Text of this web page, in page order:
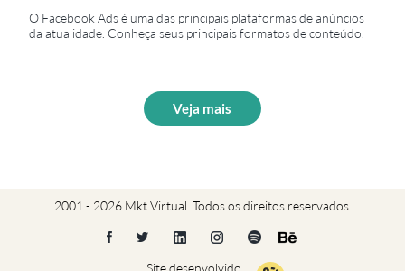
O Facebook Ads é uma das principais plataformas de anúncios
da atualidade. Conheça seus principais formatos de conteúdo.
Veja mais
2001 - 2026 Mkt Virtual. Todos os direitos reservados.
Site desenvolvido